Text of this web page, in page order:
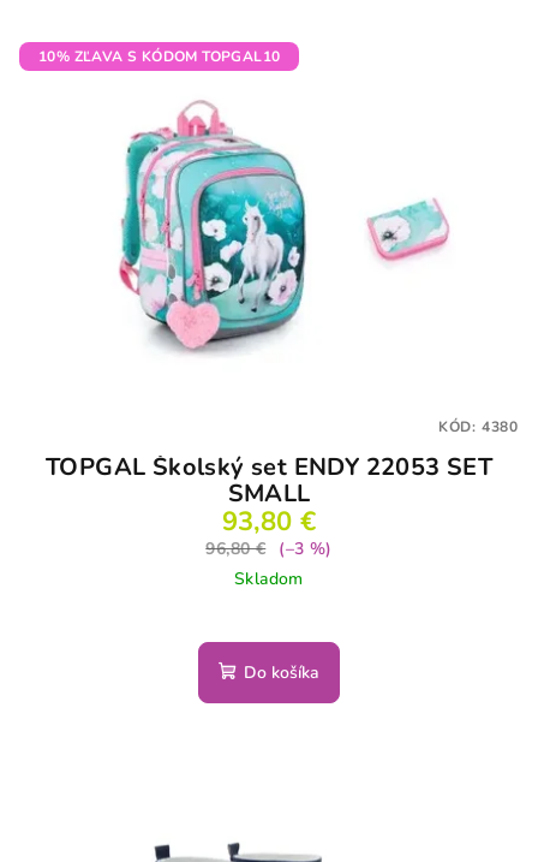
10% ZĽAVA S KÓDOM TOPGAL10
TOPGAL Školský set ENDY 22053 SET
SMALL
93,80 €
96,80 €
(–3 %)
Skladom
Do košíka
KÓD: 4380